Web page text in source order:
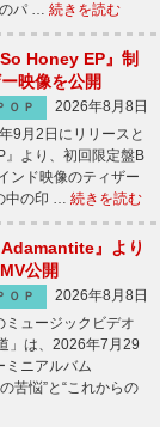
のパ … 続きを読む
Honey EP』制
映像を公開
ＯＰ
2026年8月8日
9月2日にリリースと
』より、初回限定盤B
ンド映像のティザー
中の印 … 続きを読む
』より
公開
ＯＰ
2026年8月8日
ュージックビデオ
は、2026年7月29
ミニアルバム
苦悩”と“これからの